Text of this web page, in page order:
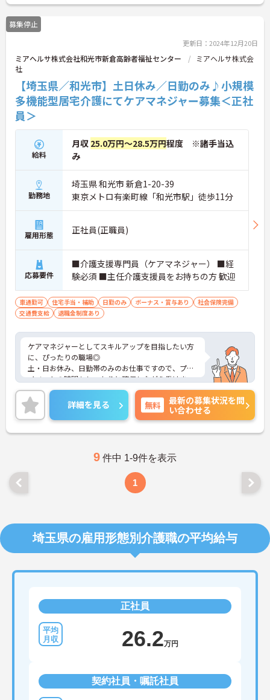
募集停止
更新日：2024年12月20日
ミアヘルサ株式会社和光市新倉高齢者福祉センター
ミアヘルサ株式会
社
【埼玉県／和光市】土日休み／日勤のみ♪小規模
多機能型居宅介護にてケアマネジャー募集＜正社
員＞
給料
月収 25.0万円～28.5万円程度 ※諸手当込
み
勤務地
埼玉県 和光市 新倉1-20-39
東京メトロ有楽町線「和光市駅」徒歩11分
雇用形態 正社員(正職員)
応募要件
■介護支援専門員（ケアマネジャー） ■経
験必須 ■主任介護支援員をお持ちの方 歓迎
車通勤可 住宅手当・補助 日勤のみ ボーナス・賞与あり
社会保険完備
交通費支給
退職金制度あり
ケアマネジャーとしてスキルアップを目指したい方
に、ぴったりの職場◎
土・日お休み、日勤帯のみのお仕事ですので、プラ
イベートの時間もしっかりと確保しながら働けま
す。
ご興味のある方は面接のポイントなどもお伝えいた
します。ぜひマイナビ介護職にお問い合わせくださ
いませ！
詳細を見る 無料
最新の募集状況を問
い合わせる
9 件中 1-9件を表示
1
埼玉県の雇用形態別介護職の平均給与
正社員
26.2万円
契約社員・嘱託社員